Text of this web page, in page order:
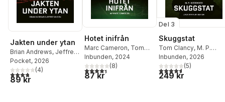
Jakten under ytan
Brian Andrews, Jeffrey
Wilson, Tom Clancy
Pocket, 2026
3,8utav 5 stjärnor. Totalt antal röster:
(4)
89 kr
Hotet inifrån
Marc Cameron, Tom
Clancy
Inbunden, 2024
4,4utav 5 stjärnor. Totalt antal röster:
(8)
87 kr
Del 3
Skuggstat
Tom Clancy, M. P.
Woodward
Inbunden, 2026
4,6utav 5 stjärnor.
(5)
249 kr